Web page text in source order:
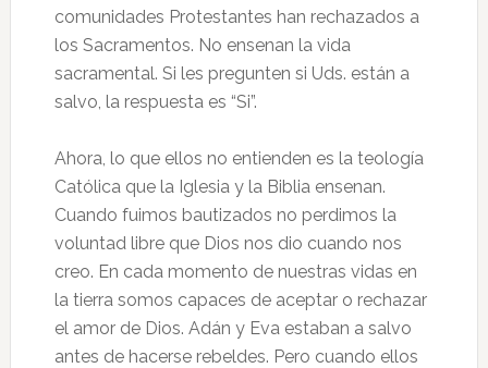
comunidades Protestantes han rechazados a
los Sacramentos. No ensenan la vida
sacramental. Si les pregunten si Uds. están a
salvo, la respuesta es “Si”.
Ahora, lo que ellos no entienden es la teología
Católica que la Iglesia y la Biblia ensenan.
Cuando fuimos bautizados no perdimos la
voluntad libre que Dios nos dio cuando nos
creo. En cada momento de nuestras vidas en
la tierra somos capaces de aceptar o rechazar
el amor de Dios. Adán y Eva estaban a salvo
antes de hacerse rebeldes. Pero cuando ellos